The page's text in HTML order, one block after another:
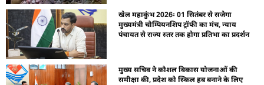
खेल महाकुंभ 2026ः 01 सितंबर से सजेगा
मुख्यमंत्री चौम्पियनशिप ट्रॉफी का मंच, न्याय
पंचायत से राज्य स्तर तक होगा प्रतिभा का प्रदर्शन
मुख्य सचिव ने कौशल विकास योजनाओं की
समीक्षा की, प्रदेश को स्किल हब बनाने के लिए